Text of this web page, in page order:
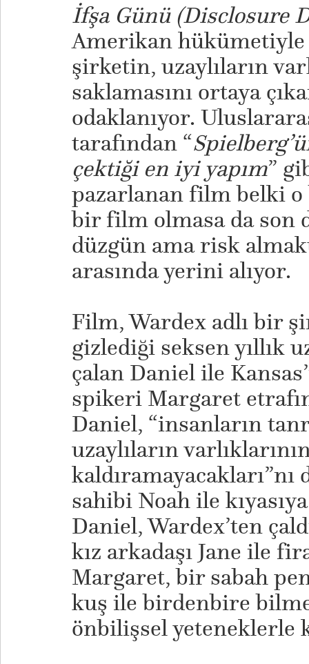
İfşa Günü (Disclosure
Amerikan hükümetiyle
şirketin, uzaylıların
saklamasını ortaya
odaklanıyor.
tarafından “
çektiği en iyi yapım”
pazarlanan film belki o
bir film olmasa da son
düzgün ama risk
arasında yerini alıyor.
Film, Wardex adlı bir
gizlediği seksen yıllık
çalan Daniel ile
spikeri Margaret
Daniel, “insanların
uzaylıların
kaldıramayacakları”nı
sahibi Noah ile
Daniel, Wardex’ten
kız arkadaşı Jane ile
Margaret, bir sabah
kuş ile birdenbire
önbilişsel yeteneklerle